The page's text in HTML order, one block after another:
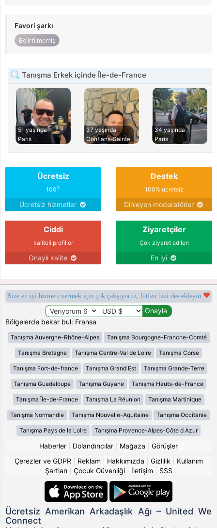
Favori şarkı
Belirtilmemiş
Tanışma Erkek içinde Île-de-France
51 yaşında
Paris
37 yaşında
Conflans-Sainte
34 yaşında
Paris
Ücretsiz
100%
Ücretsiz hizmetler
Destek
100% ücretsiz
Dinleyen moderatörler
Ciddi
kaliteli profiller
Onaylı kalite
Ziyaretçiler
Çok ziyaret edilen
En iyi
Size en iyi hizmeti vermek için çok çalışıyoruz, lütfen bizi destekleyin
Bölgelerde bekar bul: Fransa
Tanışma Auvergne-Rhône-Alpes Tanışma Bourgogne-Franche-Comté
Tanışma Bretagne Tanışma Centre-Val de Loire Tanışma Corse
Tanışma Fort-de-france Tanışma Grand Est Tanışma Grande-Terre
Tanışma Guadeloupe Tanışma Guyane Tanışma Hauts-de-France
Tanışma Île-de-France Tanışma La Réunion Tanışma Martinique
Tanışma Normandie Tanışma Nouvelle-Aquitaine Tanışma Occitanie
Tanışma Pays de la Loire Tanışma Provence-Alpes-Côte d Azur
Haberler Dolandırıcılar Mağaza
Görüşler
Çerezler ve GDPR
Reklam Hakkımızda Gizlilik
Kullanım
Şartları| Çocuk Güvenliği| İletişim SSS
Ücretsiz Amerikan Arkadaşlık Ağı – United We
Connect